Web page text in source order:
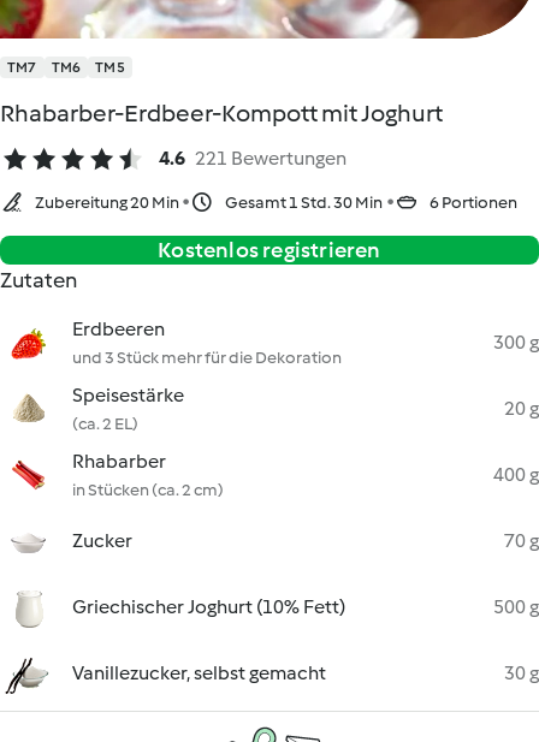
TM7 TM6 TM5
Rhabarber-Erdbeer-Kompott mit Joghurt
4.6 221 Bewertungen
Zubereitung 20 Min Gesamt 1 Std. 30 Min 6 Portionen
Kostenlos registrieren
Zutaten
Erdbeeren
und 3 Stück mehr für die Dekoration
300 g
Speisestärke
(ca. 2 EL)
20 g
Rhabarber
in Stücken (ca. 2 cm)
400 g
Zucker 70 g
Griechischer Joghurt (10% Fett) 500 g
Vanillezucker, selbst gemacht 30 g